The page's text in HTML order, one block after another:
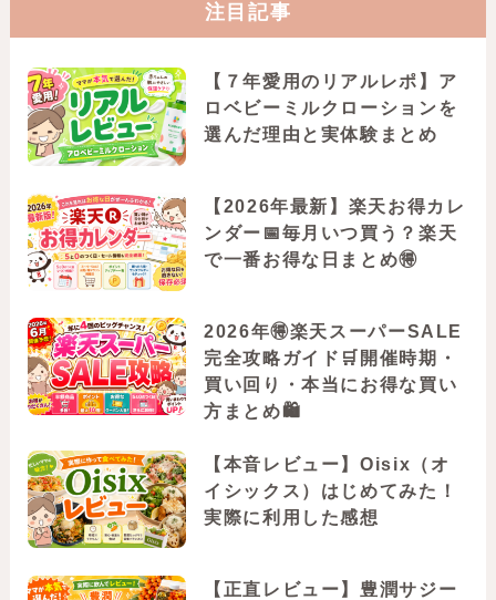
注目記事
【７年愛用のリアルレポ】ア
ロベビーミルクローションを
選んだ理由と実体験まとめ
【2026年最新】楽天お得カレ
ンダー📅毎月いつ買う？楽天
で一番お得な日まとめ🉐
2026年🉐楽天スーパーSALE
完全攻略ガイド🛒開催時期・
買い回り・本当にお得な買い
方まとめ🛍️
【本音レビュー】Oisix（オ
イシックス）はじめてみた！
実際に利用した感想
【正直レビュー】豊潤サジー